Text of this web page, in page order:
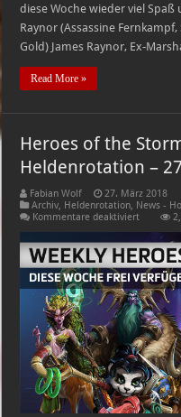
diese Woche wieder viel
Raynor (Assassine
Gold) James Raynor, Ex-
Read More »
Heroes of the
Heldenrotation –
Fabian Wolf
27. März 2018
Archiv, Heldenrotation, News -
Kommentare deaktiviertfür
of
the
Storm
Free-
to-
Play-
–
–